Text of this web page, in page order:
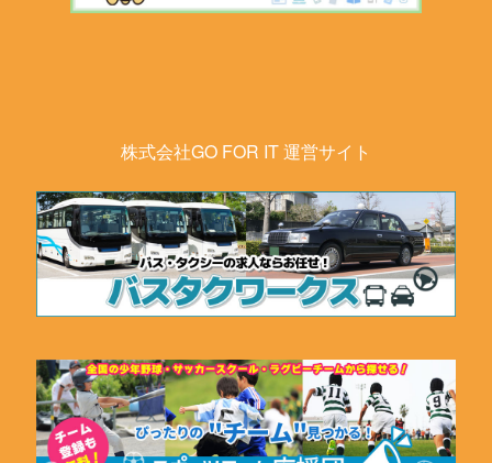
株式会社GO FOR IT 運営サイト